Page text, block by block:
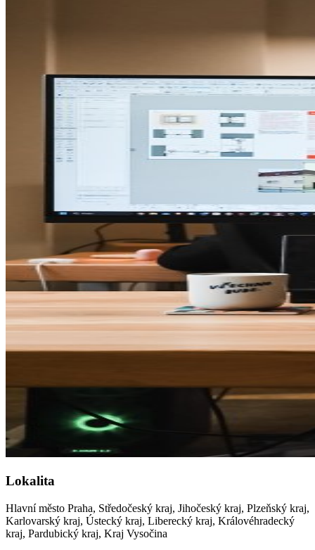
Lokalita
Hlavní město Praha, Středočeský kraj, Jihočeský kraj, Plzeňský kraj,
Karlovarský kraj, Ústecký kraj, Liberecký kraj, Královéhradecký
kraj, Pardubický kraj, Kraj Vysočina